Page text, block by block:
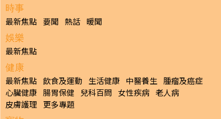
時事
最新焦點 要聞 熱話 暖聞
娛樂
最新焦點
健康
最新焦點 飲食及運動 生活健康 中醫養生 腫瘤及癌症
心臟健康 腸胃保健 兒科百問 女性疾病 老人病
皮膚護理 更多專題